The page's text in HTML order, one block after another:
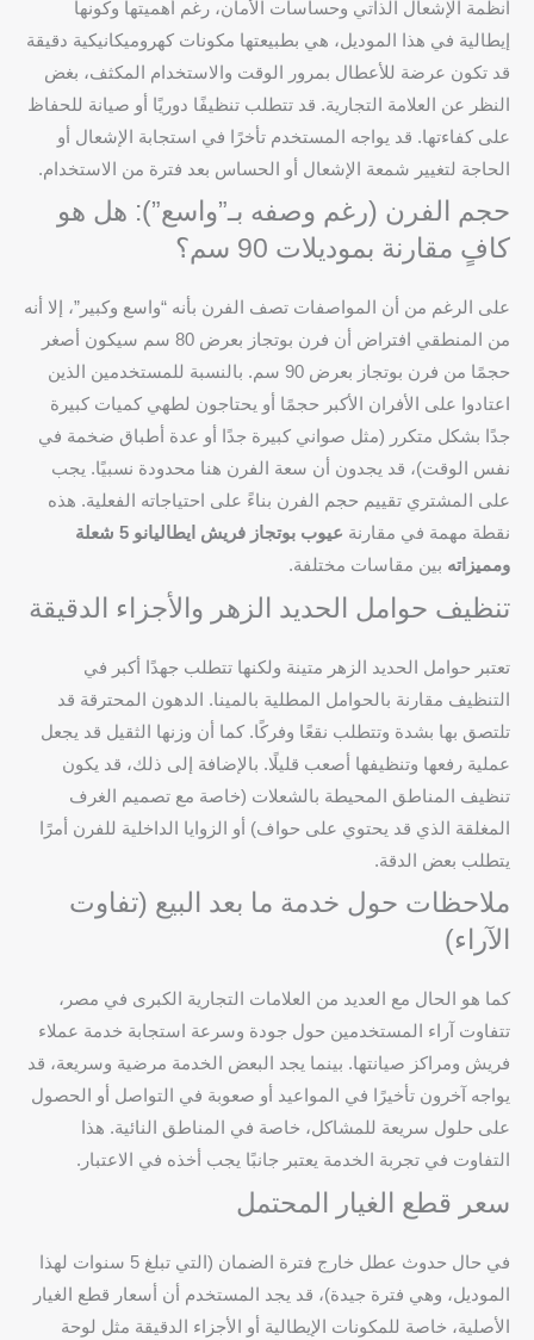
أنظمة الإشعال الذاتي وحساسات الأمان، رغم أهميتها وكونها
إيطالية في هذا الموديل، هي بطبيعتها مكونات كهروميكانيكية دقيقة
قد تكون عرضة للأعطال بمرور الوقت والاستخدام المكثف، بغض
النظر عن العلامة التجارية. قد تتطلب تنظيفًا دوريًا أو صيانة للحفاظ
على كفاءتها. قد يواجه المستخدم تأخرًا في استجابة الإشعال أو
الحاجة لتغيير شمعة الإشعال أو الحساس بعد فترة من الاستخدام.
حجم الفرن (رغم وصفه بـ”واسع”): هل هو
كافٍ مقارنة بموديلات 90 سم؟
على الرغم من أن المواصفات تصف الفرن بأنه “واسع وكبير”، إلا أنه
من المنطقي افتراض أن فرن بوتجاز بعرض 80 سم سيكون أصغر
حجمًا من فرن بوتجاز بعرض 90 سم. بالنسبة للمستخدمين الذين
اعتادوا على الأفران الأكبر حجمًا أو يحتاجون لطهي كميات كبيرة
جدًا بشكل متكرر (مثل صواني كبيرة جدًا أو عدة أطباق ضخمة في
نفس الوقت)، قد يجدون أن سعة الفرن هنا محدودة نسبيًا. يجب
على المشتري تقييم حجم الفرن بناءً على احتياجاته الفعلية. هذه
نقطة مهمة في مقارنة
عيوب بوتجاز فريش ايطاليانو 5 شعلة
ومميزاته بين مقاسات مختلفة.
تنظيف حوامل الحديد الزهر والأجزاء الدقيقة
تعتبر حوامل الحديد الزهر متينة ولكنها تتطلب جهدًا أكبر في
التنظيف مقارنة بالحوامل المطلية بالمينا. الدهون المحترقة قد
تلتصق بها بشدة وتتطلب نقعًا وفركًا. كما أن وزنها الثقيل قد يجعل
عملية رفعها وتنظيفها أصعب قليلًا. بالإضافة إلى ذلك، قد يكون
تنظيف المناطق المحيطة بالشعلات (خاصة مع تصميم الغرف
المغلقة الذي قد يحتوي على حواف) أو الزوايا الداخلية للفرن أمرًا
يتطلب بعض الدقة.
ملاحظات حول خدمة ما بعد البيع (تفاوت
الآراء)
كما هو الحال مع العديد من العلامات التجارية الكبرى في مصر،
تتفاوت آراء المستخدمين حول جودة وسرعة استجابة خدمة عملاء
فريش ومراكز صيانتها. بينما يجد البعض الخدمة مرضية وسريعة، قد
يواجه آخرون تأخيرًا في المواعيد أو صعوبة في التواصل أو الحصول
على حلول سريعة للمشاكل، خاصة في المناطق النائية. هذا
التفاوت في تجربة الخدمة يعتبر جانبًا يجب أخذه في الاعتبار.
سعر قطع الغيار المحتمل
في حال حدوث عطل خارج فترة الضمان (التي تبلغ 5 سنوات لهذا
الموديل، وهي فترة جيدة)، قد يجد المستخدم أن أسعار قطع الغيار
الأصلية، خاصة للمكونات الإيطالية أو الأجزاء الدقيقة مثل لوحة